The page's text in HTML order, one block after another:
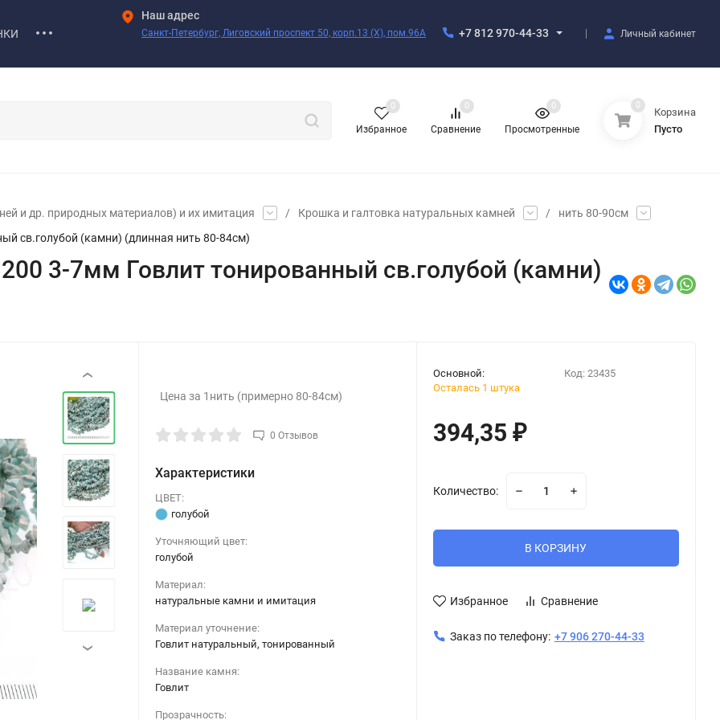
Наш адрес
Санкт-Петербург, Лиговский проспект 50, корп.13 (X), пом.96А +7 812 970-44-33 Личный кабинет
Избранное
0
Сравнение
0
Просмотренные
0 0
Корзина
Пусто
и др. природных материалов) и их имитация / Крошка и галтовка натуральных камней /
нить 80-90см
св.голубой (камни) (длинная нить 80-84см)
3-7мм Говлит тонированный св.голубой (камни)
‹
›
Цена за 1нить (примерно 80-84см)
0 Отзывов
Характеристики
ЦВЕТ:
голубой
Уточняющий цвет:
голубой
Материал:
натуральные камни и имитация
Материал уточнение:
Говлит натуральный, тонированный
Название камня:
Говлит
Прозрачность:
Основной:
Осталась 1 штука
Код: 23435
394,35 ₽
Количество:
В КОРЗИНУ
Избранное Сравнение
Заказ по телефону: +7 906 270-44-33